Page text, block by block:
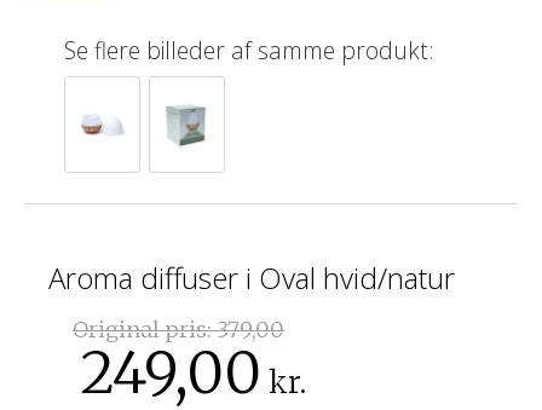
Se flere billeder af samme produkt:
Aroma diffuser i Oval hvid/natur
Original pris:379,00
249,00 kr.